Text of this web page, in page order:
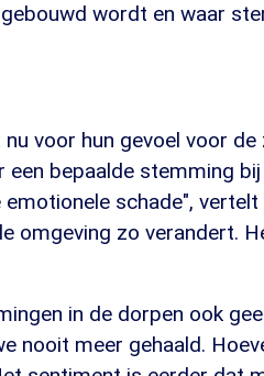
wordt en waar
voor hun gevoel voor de
bepaalde stemming
schade",
omgeving zo verandert.
in de dorpen ook
nooit meer gehaald.